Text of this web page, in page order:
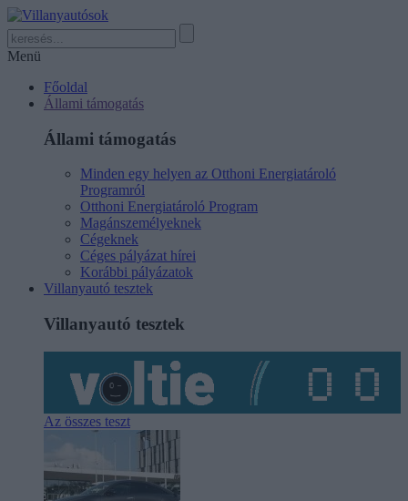
Menü
Főoldal
Állami támogatás
Állami támogatás
Minden egy helyen az Otthoni Energiatároló
Programról
Otthoni Energiatároló Program
Magánszemélyeknek
Cégeknek
Céges pályázat hírei
Korábbi pályázatok
Villanyautó tesztek
Villanyautó tesztek
Az összes teszt